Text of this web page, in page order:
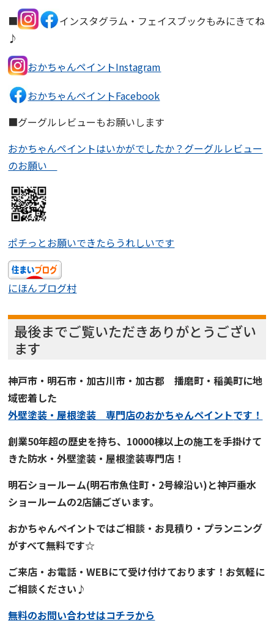
■
インスタグラム・フェイスブックもみにきてね
♪
おかちゃんペイントInstagram
おかちゃんペイントFacebook
■グーグルレビューもお願いします
おかちゃんペイントはいかがでしたか？グーグルレビュー
のお願い
ポチっとお願いできたらうれしいです
にほんブログ村
最後までご覧いただきありがとうござい
ます
神戸市・明石市・加古川市・加古郡 播磨町・稲美町に地
域密着した
外壁塗装・屋根塗装 専門店のおかちゃんペイントです！
創業50年超の歴史を持ち、 10000棟以上の施工を手掛けて
きた防水・外壁塗装・屋根塗装専門店！
明石ショールーム(明石市魚住町・2号線沿い)と神戸垂水
ショールームの2店舗ございます。
おかちゃんペイントではご相談・お見積り・プランニング
がすべて無料です☆
ご来店・お電話・WEBにて受け付けております！お気軽に
ご相談ください♪
無料のお問い合わせはコチラから